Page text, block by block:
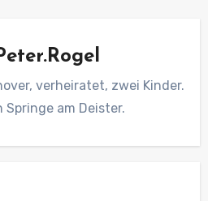
verheiratet, zwei Kinder.
am Deister.